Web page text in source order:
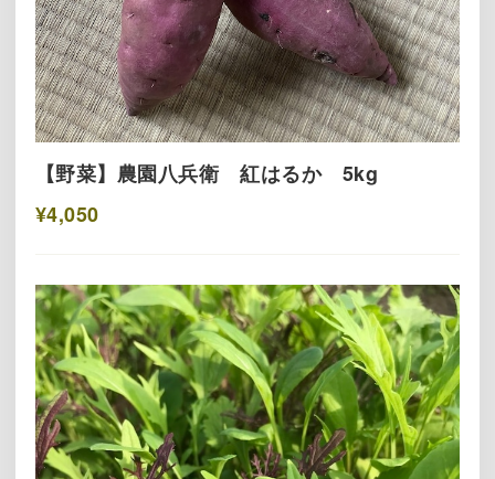
【野菜】農園八兵衛 紅はるか 5kg
¥4,050